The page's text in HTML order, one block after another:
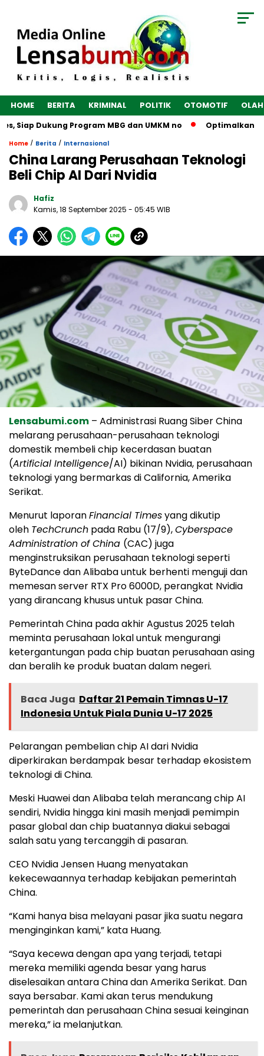
HOME BERITA KRIMINAL POLITIK OTOMOTIF
Dukung Program MBG dan UMKM no Optimalkan
Home / Berita / Internasional
China Larang Perusahaan Teknologi
Beli Chip AI Dari Nvidia
Hafiz
Kamis, 18 September 2025 - 05:45 WIB
Lensabumi.com – Administrasi Ruang Siber China
melarang perusahaan-perusahaan teknologi
domestik membeli chip kecerdasan buatan
(Artificial Intelligence/AI) bikinan Nvidia, perusahaan
teknologi yang bermarkas di California, Amerika
Serikat.
Menurut laporanFinancial Timesyang dikutip
oleh TechCrunch pada Rabu (17/9),Cyberspace
Administration of China (CAC) juga
menginstruksikan perusahaan teknologi seperti
ByteDance dan Alibaba untuk berhenti menguji dan
memesan server RTX Pro 6000D, perangkat Nvidia
yang dirancang khusus untuk pasar China.
Pemerintah China pada akhir Agustus 2025 telah
meminta perusahaan lokal untuk mengurangi
ketergantungan pada chip buatan perusahaan asing
dan beralih ke produk buatan dalam negeri.
Baca Juga Daftar 21 Pemain Timnas U-17
Indonesia Untuk Piala Dunia U-17 2025
Pelarangan pembelian chip AI dari Nvidia
diperkirakan berdampak besar terhadap ekosistem
teknologi di China.
Meski Huawei dan Alibaba telah merancang chip AI
sendiri, Nvidia hingga kini masih menjadi pemimpin
pasar global dan chip buatannya diakui sebagai
salah satu yang tercanggih di pasaran.
CEO Nvidia Jensen Huang menyatakan
kekecewaannya terhadap kebijakan pemerintah
China.
“Kami hanya bisa melayani pasar jika suatu negara
menginginkan kami,” kata Huang.
“Saya kecewa dengan apa yang terjadi, tetapi
mereka memiliki agenda besar yang harus
diselesaikan antara China dan Amerika Serikat. Dan
saya bersabar. Kami akan terus mendukung
pemerintah dan perusahaan China sesuai keinginan
mereka,” ia melanjutkan.